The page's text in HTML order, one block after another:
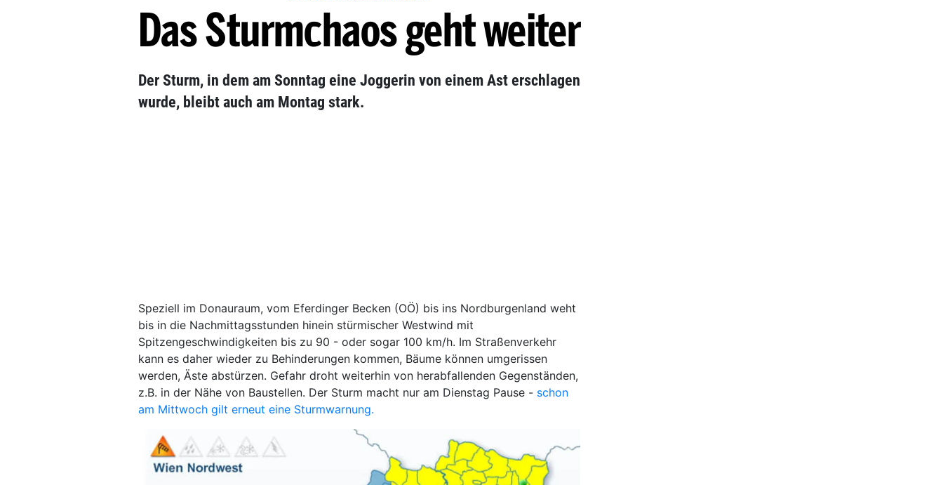
Das Sturmchaos geht weiter
Der Sturm, in dem am Sonntag eine Joggerin von einem Ast erschlagen
wurde, bleibt auch am Montag stark.
Speziell im Donauraum, vom Eferdinger Becken (OÖ) bis ins Nordburgenland weht
bis in die Nachmittagsstunden hinein stürmischer Westwind mit
Spitzengeschwindigkeiten bis zu 90 - oder sogar 100 km/h. Im Straßenverkehr
kann es daher wieder zu Behinderungen kommen, Bäume können umgerissen
werden, Äste abstürzen. Gefahr droht weiterhin von herabfallenden Gegenständen,
z.B. in der Nähe von Baustellen. Der Sturm macht nur am Dienstag Pause - schon
am Mittwoch gilt erneut eine Sturmwarnung.